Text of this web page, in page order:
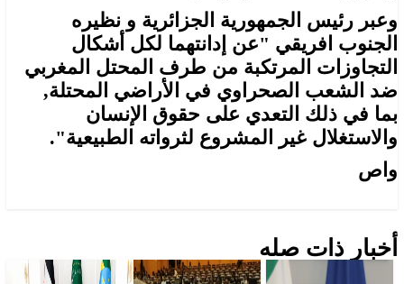
وعبر رئيس الجمهورية الجزائرية و نظيره
الجنوب افريقي "عن إدانتهما لكل أشكال
التجاوزات المرتكبة من طرف المحتل المغربي
ضد الشعب الصحراوي في الأراضي المحتلة,
بما في ذلك التعدي على حقوق الإنسان
والاستغلال غير المشروع لثرواته الطبيعية".
واص
أخبار ذات صله